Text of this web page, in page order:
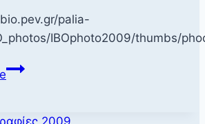
palia-
IBOphoto2009/thumbs/
IBO